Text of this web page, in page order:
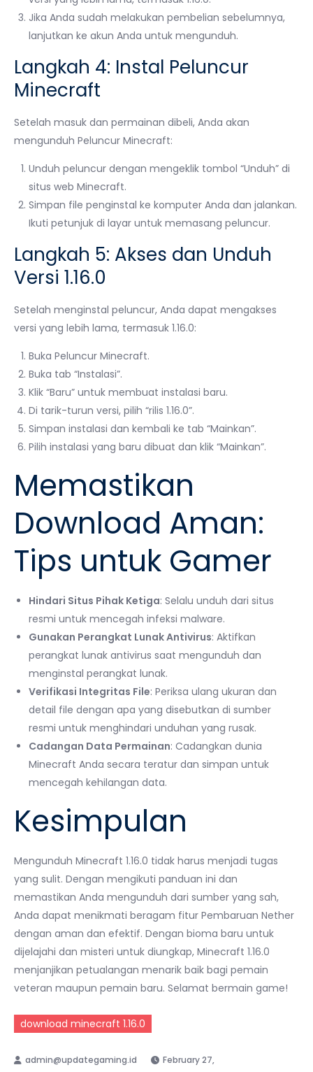
Jika Anda sudah melakukan pembelian sebelumnya,
lanjutkan ke akun Anda untuk mengunduh.
Langkah 4: Instal Peluncur
Minecraft
Setelah masuk dan permainan dibeli, Anda akan
mengunduh Peluncur Minecraft:
Unduh peluncur dengan mengeklik tombol “Unduh” di
situs web Minecraft.
Simpan file penginstal ke komputer Anda dan jalankan.
Ikuti petunjuk di layar untuk memasang peluncur.
Langkah 5: Akses dan Unduh
Versi 1.16.0
Setelah menginstal peluncur, Anda dapat mengakses
versi yang lebih lama, termasuk 1.16.0:
Buka Peluncur Minecraft.
Buka tab “Instalasi”.
Klik “Baru” untuk membuat instalasi baru.
Di tarik-turun versi, pilih “rilis 1.16.0”.
Simpan instalasi dan kembali ke tab “Mainkan”.
Pilih instalasi yang baru dibuat dan klik “Mainkan”.
Memastikan
Download Aman:
Tips untuk Gamer
Hindari Situs Pihak Ketiga: Selalu unduh dari situs
resmi untuk mencegah infeksi malware.
Gunakan Perangkat Lunak Antivirus: Aktifkan
perangkat lunak antivirus saat mengunduh dan
menginstal perangkat lunak.
Verifikasi Integritas File: Periksa ulang ukuran dan
detail file dengan apa yang disebutkan di sumber
resmi untuk menghindari unduhan yang rusak.
Cadangan Data Permainan: Cadangkan dunia
Minecraft Anda secara teratur dan simpan untuk
mencegah kehilangan data.
Kesimpulan
Mengunduh Minecraft 1.16.0 tidak harus menjadi tugas
yang sulit. Dengan mengikuti panduan ini dan
memastikan Anda mengunduh dari sumber yang sah,
Anda dapat menikmati beragam fitur Pembaruan Nether
dengan aman dan efektif. Dengan bioma baru untuk
dijelajahi dan misteri untuk diungkap, Minecraft 1.16.0
menjanjikan petualangan menarik baik bagi pemain
veteran maupun pemain baru. Selamat bermain game!
download minecraft 1.16.0
February 27,